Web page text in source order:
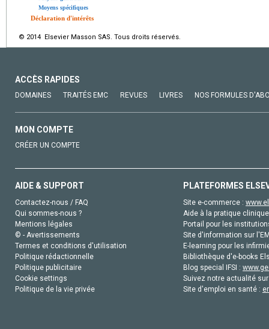
Moyens spécifiques
Déclaration d'intérêts
© 2014 Elsevier Masson SAS. Tous droits réservés.
ACCÈS RAPIDES
DOMAINES TRAITÉS EMC REVUES LIVRES NOS FORMULES
MON COMPTE
CRÉER UN COMPTE
AIDE & SUPPORT
Contactez-nous / FAQ
Qui sommes-nous ?
Mentions légales
© - Avertissements
Termes et conditions d'utilisation
Politique rédactionnelle
Politique publicitaire
Cookie settings
Politique de la vie privée
PLATEFORMES
Site e-commerce :
Aide à la pratique
Portail pour les
Site d'information sur
E-learning pour les
Bibliothèque d'e-books
Blog special IFSI :
Suivez notre actualité
Site d'emploi en santé :